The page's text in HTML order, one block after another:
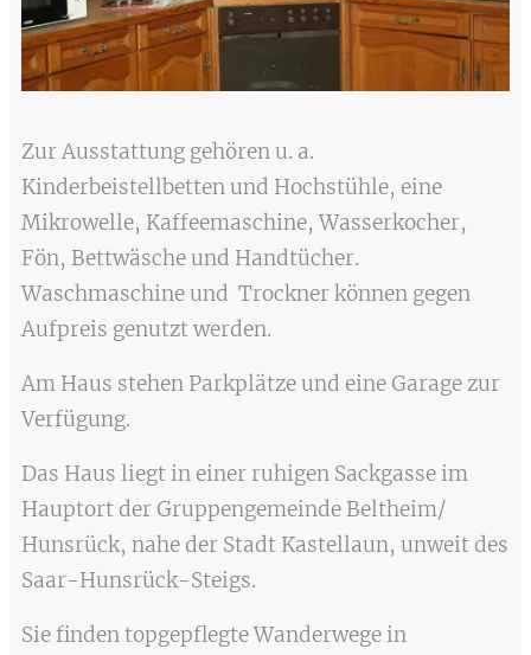
Zur Ausstattung gehören u. a.
Kinderbeistellbetten und Hochstühle, eine
Mikrowelle, Kaffeemaschine, Wasserkocher,
Fön, Bettwäsche und Handtücher.
Waschmaschine und Trockner können gegen
Aufpreis genutzt werden.
Am Haus stehen Parkplätze und eine Garage zur
Verfügung.
Das Haus liegt in einer ruhigen Sackgasse im
Hauptort der Gruppengemeinde Beltheim/
Hunsrück, nahe der Stadt Kastellaun, unweit des
Saar-Hunsrück-Steigs.
Sie finden topgepflegte Wanderwege in